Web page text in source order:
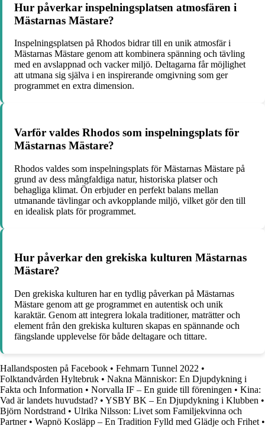
Hur påverkar inspelningsplatsen atmosfären i
Mästarnas Mästare?
Inspelningsplatsen på Rhodos bidrar till en unik atmosfär i
Mästarnas Mästare genom att kombinera spänning och tävling
med en avslappnad och vacker miljö. Deltagarna får möjlighet
att utmana sig själva i en inspirerande omgivning som ger
programmet en extra dimension.
Varför valdes Rhodos som inspelningsplats för
Mästarnas Mästare?
Rhodos valdes som inspelningsplats för Mästarnas Mästare på
grund av dess mångfaldiga natur, historiska platser och
behagliga klimat. Ön erbjuder en perfekt balans mellan
utmanande tävlingar och avkopplande miljö, vilket gör den till
en idealisk plats för programmet.
Hur påverkar den grekiska kulturen Mästarnas
Mästare?
Den grekiska kulturen har en tydlig påverkan på Mästarnas
Mästare genom att ge programmet en autentisk och unik
karaktär. Genom att integrera lokala traditioner, maträtter och
element från den grekiska kulturen skapas en spännande och
fängslande upplevelse för både deltagare och tittare.
Hallandsposten på Facebook • Fehmarn Tunnel 2022 •
Folktandvården Hyltebruk • Nakna Människor: En Djupdykning i
Fakta och Information • Norvalla IF – En guide till föreningen • Kina:
Vad är landets huvudstad? • YSBY BK – En Djupdykning i Klubben •
Björn Nordstrand • Ulrika Nilsson: Livet som Familjekvinna och
Partner• Wapnö Kosläpp – En Tradition Fylld med Glädje och Frihet •